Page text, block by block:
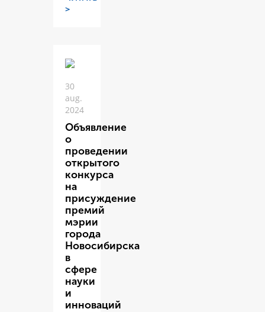
>
30
aug.
2024
Объявление
о
проведении
открытого
конкурса
на
присуждение
премий
мэрии
города
Новосибирска
в
сфере
науки
и
инноваций